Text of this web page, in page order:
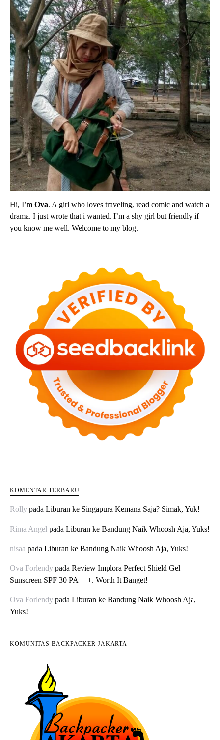
Hi, I’m Ova. A girl who loves traveling, read comic and watch a
drama. I just wrote that i wanted. I’m a shy girl but friendly if
you know me well. Welcome to my blog.
KOMENTAR TERBARU
Rolly pada Liburan ke Singapura Kemana Saja? Simak, Yuk!
Rima Angel pada Liburan ke Bandung Naik Whoosh Aja, Yuks!
nisaa pada Liburan ke Bandung Naik Whoosh Aja, Yuks!
Ova Forlendy pada Review Implora Perfect Shield Gel
Sunscreen SPF 30 PA+++. Worth It Banget!
Ova Forlendy pada Liburan ke Bandung Naik Whoosh Aja,
Yuks!
KOMUNITAS BACKPACKER JAKARTA